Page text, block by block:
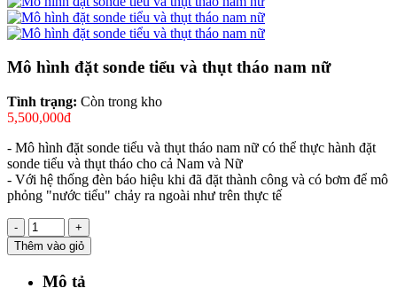
Mô hình đặt sonde tiểu và thụt tháo nam nữ
Tình trạng: Còn trong kho
5,500,000đ
- Mô hình đặt sonde tiểu và thụt tháo nam nữ có thể thực hành đặt
sonde tiểu và thụt tháo cho cả Nam và Nữ
- Với hệ thống đèn báo hiệu khi đã đặt thành công và có bơm để mô
phỏng "nước tiểu" chảy ra ngoài như trên thực tế
-
+
Thêm vào giỏ
Mô tả